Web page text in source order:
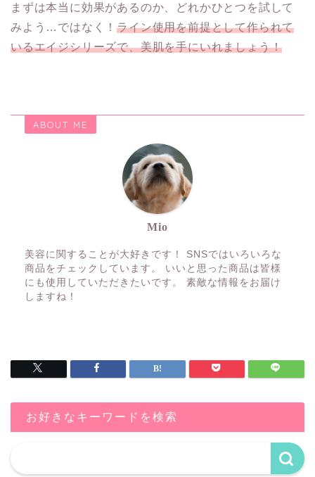
まずは本当に効果があるのか、どれかひとつを試して
みよう…ではなく！ライン使用を前提として作られて
いるエイジシリーズで、美肌を手にいれましょう！
ABOUT ME
Mio
美容に関することが大好きです！ SNSではいろいろな
商品をチェックしています。 いいと思った商品は皆様
にも使用していただきたいです。 素敵な情報をお届け
しますね！
お好きなキーワードを検索